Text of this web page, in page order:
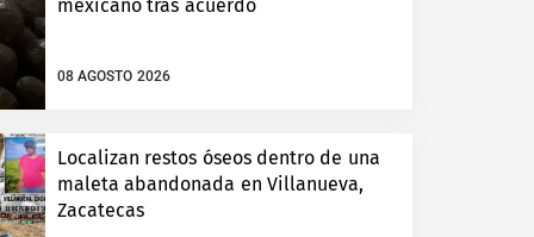
mexicano tras acuerdo
08 AGOSTO 2026
Localizan restos óseos dentro de una
maleta abandonada en Villanueva,
Zacatecas